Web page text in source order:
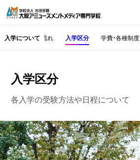
入学について
入学までの流れ 入学区分 学費・各種制度
入学区分
各入学の受験方法や日程について